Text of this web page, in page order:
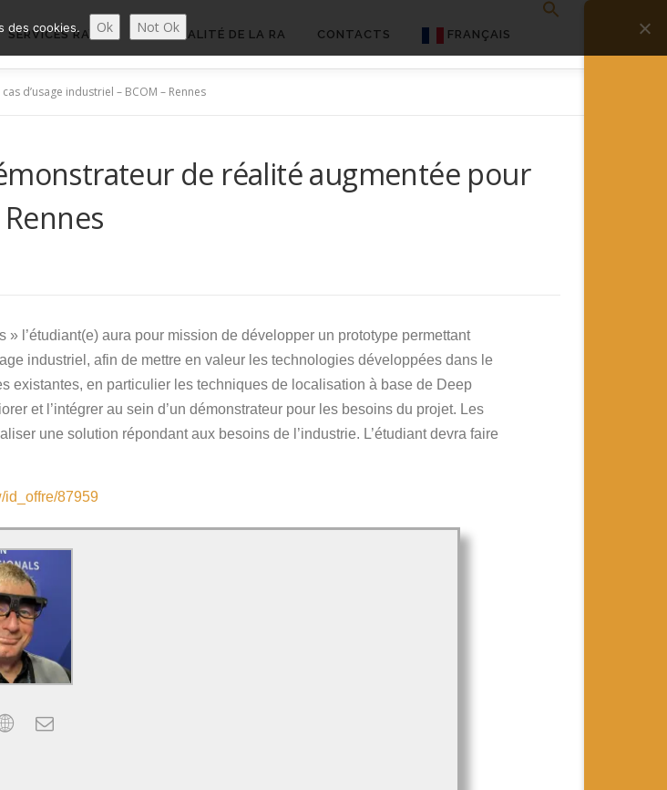
SERVICES RA’PRO ACTUALITÉ DE LA RA CONTACTS FRANÇAIS
Deutsch
d’usage industriel – BCOM – Rennes
de réalité augmentée pour
l’étudiant(e) aura pour mission de développer un prototype permettant
industriel, afin de mettre en valeur les technologies développées dans le
existantes, en particulier les techniques de localisation à base de Deep
et l’intégrer au sein d’un démonstrateur pour les besoins du projet. Les
une solution répondant aux besoins de l’industrie. L’étudiant devra faire
id_offre/87959
des cookies. Ok Not Ok